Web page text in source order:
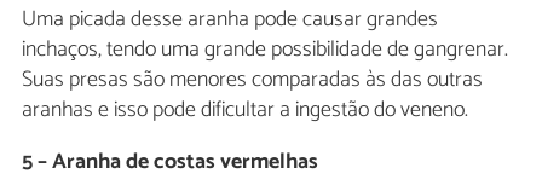
Uma picada desse aranha pode causar grandes
inchaços, tendo uma grande possibilidade de gangrenar.
Suas presas são menores comparadas às das outras
aranhas e isso pode dificultar a ingestão do veneno.
5 – Aranha de costas vermelhas